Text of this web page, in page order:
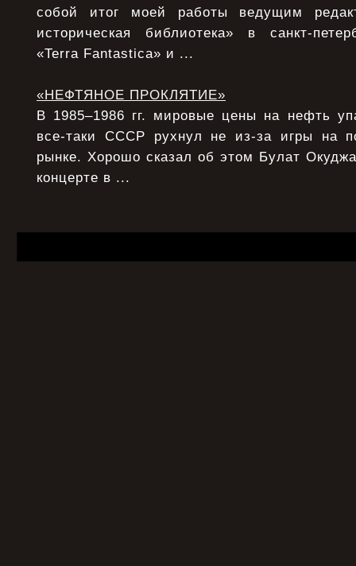
собой итог моей работы ведущим
историческая библиотека» в санкт-
«Terra Fantastica» и ...
«НЕФТЯНОЕ ПРОКЛЯТИЕ»
В 1985–1986 гг. мировые цены на нефть
все-таки СССР рухнул не из-за игры на
рынке. Хорошо сказал об этом Булат
концерте в ...